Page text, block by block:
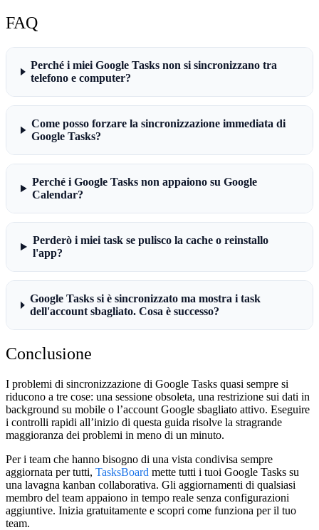
FAQ
Perché i miei Google Tasks non si sincronizzano tra
telefono e computer?
Come posso forzare la sincronizzazione immediata di
Google Tasks?
Perché i Google Tasks non appaiono su Google
Calendar?
Perderò i miei task se pulisco la cache o reinstallo
l'app?
Google Tasks si è sincronizzato ma mostra i task
dell'account sbagliato. Cosa è successo?
Conclusione
I problemi di sincronizzazione di Google Tasks quasi sempre si
riducono a tre cose: una sessione obsoleta, una restrizione sui dati in
background su mobile o l’account Google sbagliato attivo. Eseguire
i controlli rapidi all’inizio di questa guida risolve la stragrande
maggioranza dei problemi in meno di un minuto.
Per i team che hanno bisogno di una vista condivisa sempre
aggiornata per tutti, TasksBoard mette tutti i tuoi Google Tasks su
una lavagna kanban collaborativa. Gli aggiornamenti di qualsiasi
membro del team appaiono in tempo reale senza configurazioni
aggiuntive. Inizia gratuitamente e scopri come funziona per il tuo
team.